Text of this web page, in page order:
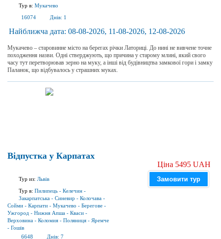
Тур в: Мукачево
16074
Днів: 1
Найближча дата: 08-08-2026, 11-08-2026, 12-08-2026
Мукачево – старовинне місто на берегах річки Латориці. До нині не вивчене точне
походження назви. Одні стверджують, що причина у старому млині, який свого
часу тут перетворював зерно на муку, а інші від будівництва замкової гори і замку
Паланок, що відбувалось у страшних муках.
Відпустка у Карпатах
Тур из: Львів
Тур в: Пилипець - Келечин -
Закарпатська - Синевир - Колочава -
Сойми - Карпати - Мукачево - Берегове -
Ужгород - Нижня Апша - Кваси -
Верховина - Коломия - Поляниця - Яремче
- Гошів
6648
Днів: 7
Ціна 5495 UAH
Замовити тур